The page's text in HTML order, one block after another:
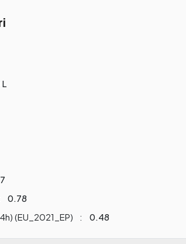
0.78
(EU_2021_EP)
0.48